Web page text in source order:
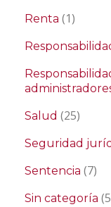
Renta (1)
Salud (25)
Seguridad
Sentencia (7)
Sin categoría